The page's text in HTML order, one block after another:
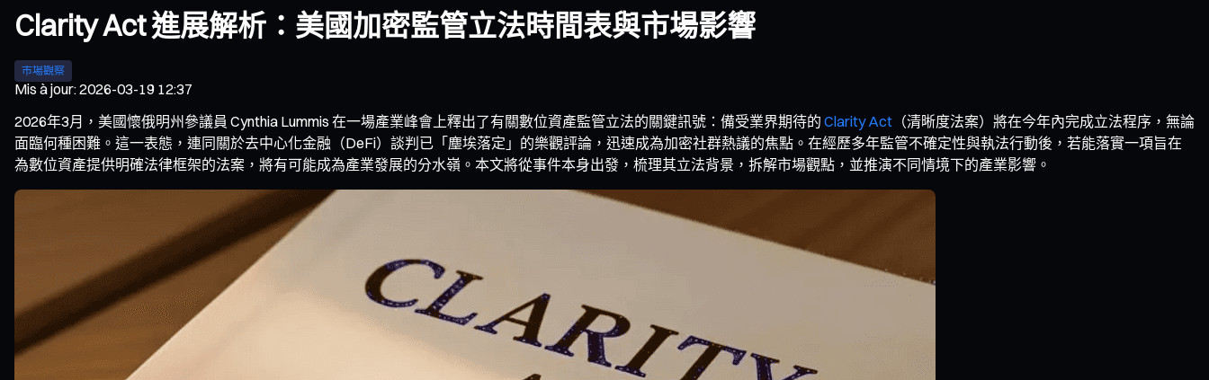
Clarity Act 進展解析：美國加密監管立法時間表與市場影響
市場觀察
Mis à jour:2026-03-19 12:37
2026年3月，美國懷俄明州參議員 Cynthia Lummis 在一場產業峰會上釋出了有關數位資產監管立法的關鍵訊號：備受業界期待的 Clarity Act （清晰度法案）將在今年內完成立法程序，無論
面臨何種困難。這一表態，連同關於去中心化金融（DeFi）談判已「塵埃落定」的樂觀評論，迅速成為加密社群熱議的焦點。在經歷多年監管不確定性與執法行動後，若能落實一項旨在
為數位資產提供明確法律框架的法案，將有可能成為產業發展的分水嶺。本文將從事件本身出發，梳理其立法背景，拆解市場觀點，並推演不同情境下的產業影響。